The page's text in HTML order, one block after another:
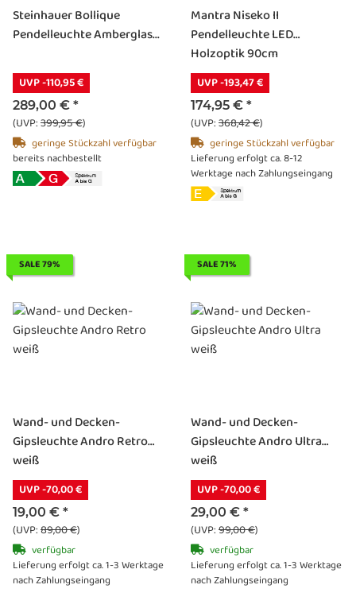
Steinhauer Bollique
Pendelleuchte Amberglas...
UVP -110,95 €
289,00 € *
(UVP:399,95 €)
geringe Stückzahl verfügbar
bereits nachbestellt
Mantra Niseko II
Pendelleuchte LED
Holzoptik 90cm
UVP -193,47 €
174,95 € *
(UVP:368,42 €)
geringe Stückzahl verfügbar
Lieferung erfolgt ca. 8-12
Werktage nach Zahlungseingang
SALE 79%
Wand- und Decken-
Gipsleuchte Andro Retro
weiß
UVP -70,00 €
19,00 € *
(UVP:89,00 €)
verfügbar
Lieferung erfolgt ca. 1-3 Werktage
nach Zahlungseingang
SALE 71%
Wand- und Decken-
Gipsleuchte Andro Ultra
weiß
UVP -70,00 €
29,00 € *
(UVP:99,00 €)
verfügbar
Lieferung erfolgt ca. 1-3 Werktage
nach Zahlungseingang